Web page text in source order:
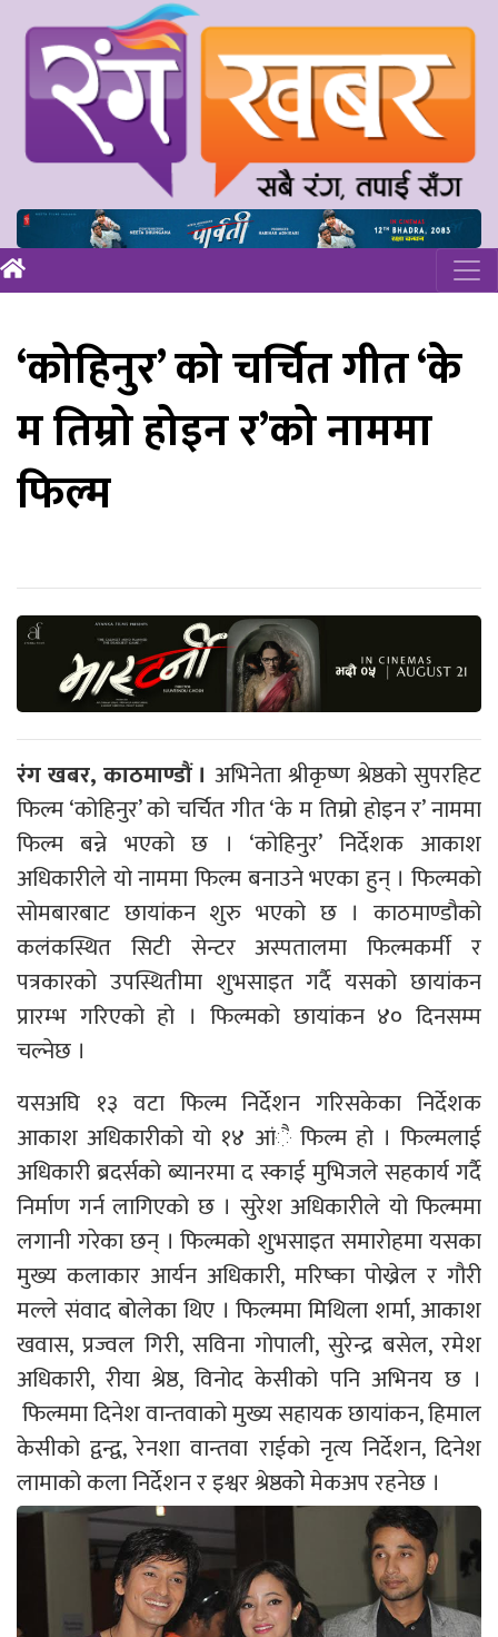
‘कोहिनुर’ को चर्चित गीत ‘के
म तिम्रो होइन र’को नाममा
फिल्म
रंग खबर, काठमाण्डौं । अभिनेता श्रीकृष्ण श्रेष्ठको सुपरहिट
फिल्म ‘कोहिनुर’ को चर्चित गीत ‘के म तिम्रो होइन र’ नाममा
फिल्म बन्ने भएको छ । ‘कोहिनुर’ निर्देशक आकाश
अधिकारीले यो नाममा फिल्म बनाउने भएका हुन् । फिल्मको
सोमबारबाट छायांकन शुरु भएको छ । काठमाण्डौको
कलंकस्थित सिटी सेन्टर अस्पतालमा फिल्मकर्मी र
पत्रकारको उपस्थितीमा शुभसाइत गर्दै यसको छायांकन
प्रारम्भ गरिएको हो । फिल्मको छायांकन ४० दिनसम्म
चल्नेछ ।
यसअघि १३ वटा फिल्म निर्देशन गरिसकेका निर्देशक
आकाश अधिकारीको यो १४ आंै फिल्म हो । फिल्मलाई
अधिकारी ब्रदर्सको ब्यानरमा द स्काई मुभिजले सहकार्य गर्दै
निर्माण गर्न लागिएको छ । सुरेश अधिकारीले यो फिल्ममा
लगानी गरेका छन् । फिल्मको शुभसाइत समारोहमा यसका
मुख्य कलाकार आर्यन अधिकारी, मरिष्का पोख्रेल र गौरी
मल्ले संवाद बोलेका थिए । फिल्ममा मिथिला शर्मा, आकाश
खवास, प्रज्वल गिरी, सविना गोपाली, सुरेन्द्र बसेल, रमेश
अधिकारी, रीया श्रेष्ठ, विनोद केसीको पनि अभिनय छ ।
फिल्ममा दिनेश वान्तवाको मुख्य सहायक छायांकन, हिमाल
केसीको द्वन्द्व, रेनशा वान्तवा राईको नृत्य निर्देशन, दिनेश
लामाको कला निर्देशन र इश्वर श्रेष्ठकोे मेकअप रहनेछ ।